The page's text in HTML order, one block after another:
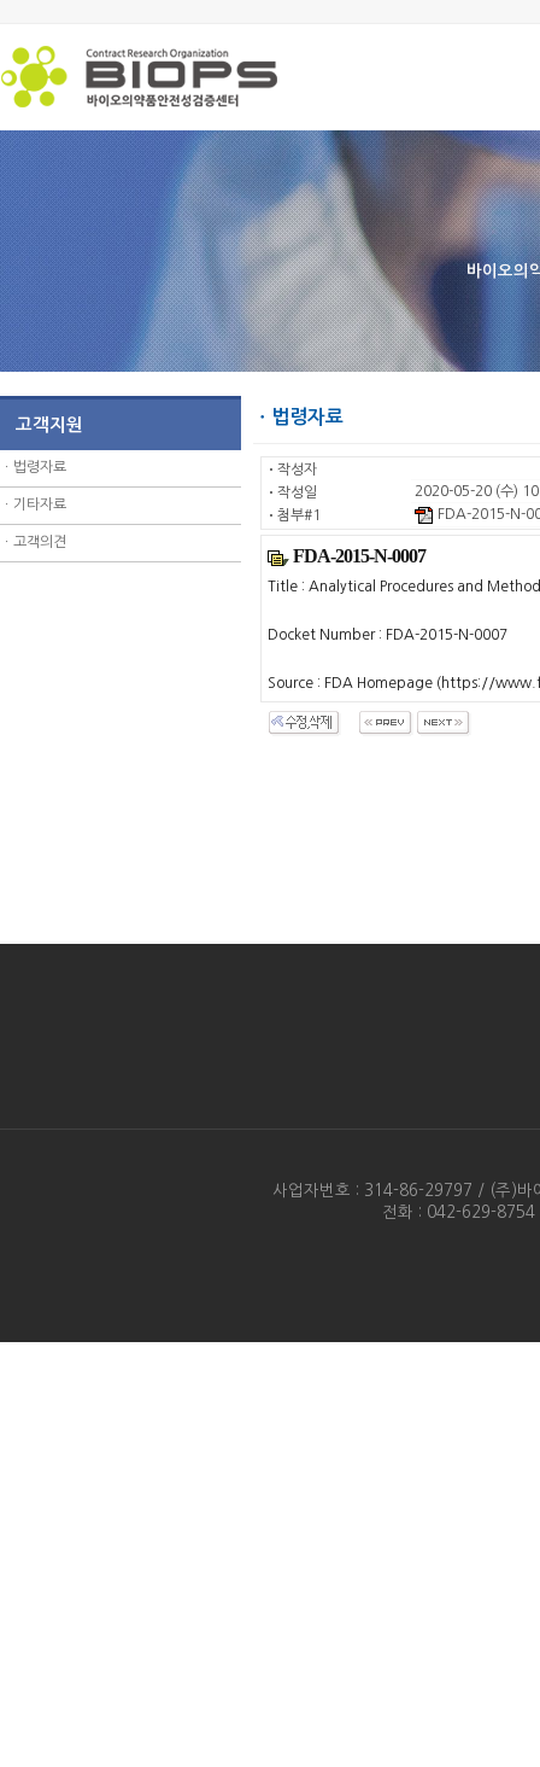
바이오의
고객지원
ㆍ 법령자료
ㆍ 기타자료
ㆍ 고객의견
ㆍ법령자료
ㆍ 작성자
ㆍ 작성일
2020-05-20 (수)
ㆍ 첨부#1 FDA-2015-N-
FDA-2015-N-0007
Title : Analytical Procedures and
Docket Number : FDA-2015-N-0007
Source : FDA Homepage (https://
사업자번호 : 314-86-29797 / (주)바
전화 : 042-629-8754